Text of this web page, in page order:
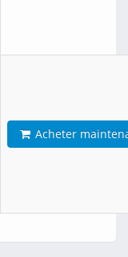
Acheter